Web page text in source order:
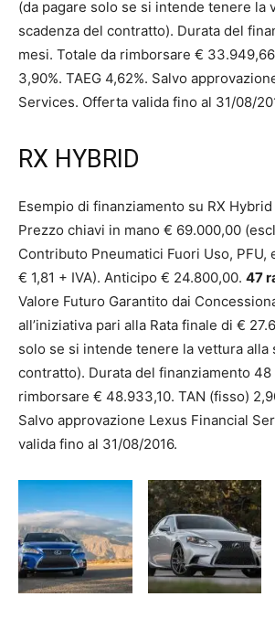
(da pagare solo se si intende tenere la
scadenza del contratto). Durata del
mesi. Totale da rimborsare €
3,90%. TAEG 4,62%. Salvo
Services. Offerta valida fino al 31/08/
RX HYBRID
Esempio di finanziamento su RX
Prezzo chiavi in mano € 69.000,00
Contributo Pneumatici Fuori Uso, PFU,
€ 1,81 + IVA). Anticipo € 24.800,00. 47
Valore Futuro Garantito dai
all’iniziativa pari alla Rata finale di €
solo se si intende tenere la vettura alla
contratto). Durata del finanziamento 48
rimborsare € 48.933,10. TAN (fisso)
Salvo approvazione Lexus Financial
valida fino al 31/08/2016.